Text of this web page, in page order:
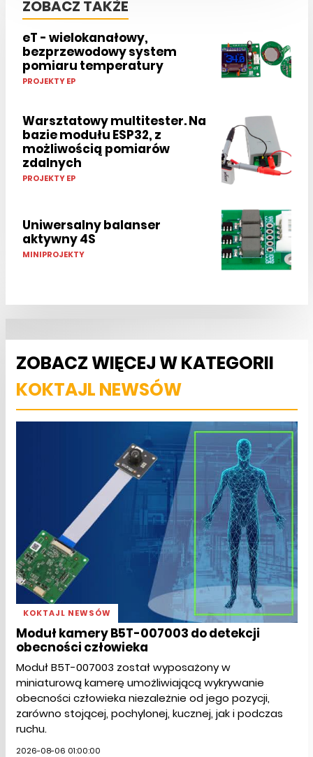
ZOBACZ TAKŻE
eT - wielokanałowy,
bezprzewodowy system
pomiaru temperatury
PROJEKTY EP
Warsztatowy multitester. Na
bazie modułu ESP32, z
możliwością pomiarów
zdalnych
PROJEKTY EP
Uniwersalny balanser
aktywny 4S
MINIPROJEKTY
ZOBACZ WIĘCEJ W KATEGORII
KOKTAJL NEWSÓW
KOKTAJL NEWSÓW
Moduł kamery B5T-007003 do detekcji
obecności człowieka
Moduł B5T-007003 został wyposażony w
miniaturową kamerę umożliwiającą wykrywanie
obecności człowieka niezależnie od jego pozycji,
zarówno stojącej, pochylonej, kucznej, jak i podczas
ruchu.
2026-08-06 01:00:00